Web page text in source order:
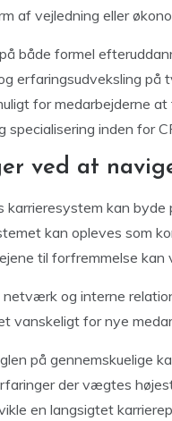
af vejledning eller
både formel
erfaringsudveksling på
for medarbejderne
inden for
ved at
karrieresystem kan
kan opleves som
til forfremmelse kan
og interne
vanskeligt for nye
på gennemskuelige
der vægtes
en langsigtet